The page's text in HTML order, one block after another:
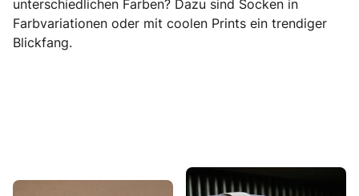
unterschiedlichen Farben? Dazu sind Socken in
Farbvariationen oder mit coolen Prints ein trendiger
Blickfang.